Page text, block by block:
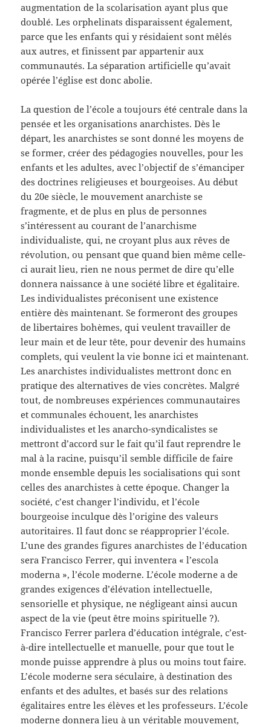
augmentation de la scolarisation ayant plus que
doublé. Les orphelinats disparaissent également,
parce que les enfants qui y résidaient sont mêlés
aux autres, et finissent par appartenir aux
communautés. La séparation artificielle qu’avait
opérée l’église est donc abolie.
La question de l’école a toujours été centrale dans la
pensée et les organisations anarchistes. Dès le
départ, les anarchistes se sont donné les moyens de
se former, créer des pédagogies nouvelles, pour les
enfants et les adultes, avec l’objectif de s’émanciper
des doctrines religieuses et bourgeoises. Au début
du 20e siècle, le mouvement anarchiste se
fragmente, et de plus en plus de personnes
s’intéressent au courant de l’anarchisme
individualiste, qui, ne croyant plus aux rêves de
révolution, ou pensant que quand bien même celle-
ci aurait lieu, rien ne nous permet de dire qu’elle
donnera naissance à une société libre et égalitaire.
Les individualistes préconisent une existence
entière dès maintenant. Se formeront des groupes
de libertaires bohèmes, qui veulent travailler de
leur main et de leur tête, pour devenir des humains
complets, qui veulent la vie bonne ici et maintenant.
Les anarchistes individualistes mettront donc en
pratique des alternatives de vies concrètes. Malgré
tout, de nombreuses expériences communautaires
et communales échouent, les anarchistes
individualistes et les anarcho-syndicalistes se
mettront d’accord sur le fait qu’il faut reprendre le
mal à la racine, puisqu’il semble difficile de faire
monde ensemble depuis les socialisations qui sont
celles des anarchistes à cette époque. Changer la
société, c’est changer l’individu, et l’école
bourgeoise inculque dès l’origine des valeurs
autoritaires. Il faut donc se réapproprier l’école.
L’une des grandes figures anarchistes de l’éducation
sera Francisco Ferrer, qui inventera « l’escola
moderna », l’école moderne. L’école moderne a de
grandes exigences d’élévation intellectuelle,
sensorielle et physique, ne négligeant ainsi aucun
aspect de la vie (peut être moins spirituelle ?).
Francisco Ferrer parlera d’éducation intégrale, c’est-
à-dire intellectuelle et manuelle, pour que tout le
monde puisse apprendre à plus ou moins tout faire.
L’école moderne sera séculaire, à destination des
enfants et des adultes, et basés sur des relations
égalitaires entre les élèves et les professeurs. L’école
moderne donnera lieu à un véritable mouvement,